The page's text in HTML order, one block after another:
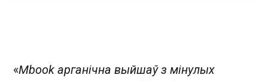
«Mbook арганічна выйшаў з мінулых